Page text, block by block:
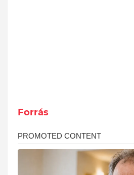
Forrás